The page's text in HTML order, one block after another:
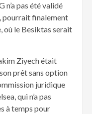
n’a pas été validé
pourrait finalement
où le Besiktas serait
Ziyech était
prêt sans option
juridique
qui n’a pas
à temps pour